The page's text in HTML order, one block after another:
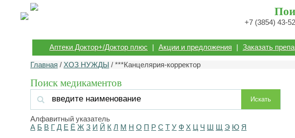
+7 (3854) 43-
Аптеки Доктор+/Доктор плюс | Акции и предложения | Заказать
Главная / ХОЗ НУЖДЫ / ***Канцелярия-корректор
Поиск медикаментов
Искать
Алфавитный указатель
А Б В Г Д Е Ё Ж З И Й К Л М Н О П Р С Т У Ф Х Ц Ч Ш Щ Э Ю Я